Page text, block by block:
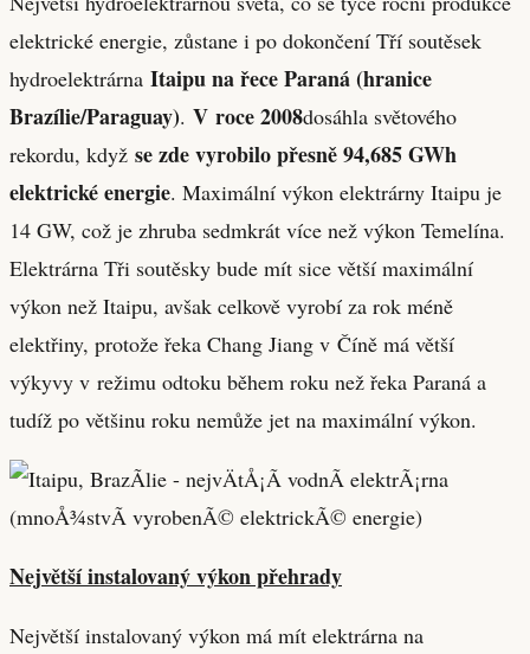
elektrické energie, zůstane i po dokončení Tří soutěsek
hydroelektrárna Itaipu na řece Paraná (hranice
Brazílie/Paraguay). V roce 2008dosáhla světového
rekordu, když se zde vyrobilo přesně 94,685 GWh
elektrické energie. Maximální výkon elektrárny Itaipu je
14 GW, což je zhruba sedmkrát více než výkon Temelína.
Elektrárna Tři soutěsky bude mít sice větší maximální
výkon než Itaipu, avšak celkově vyrobí za rok méně
elektřiny, protože řeka Chang Jiang v Číně má větší
výkyvy v režimu odtoku během roku než řeka Paraná a
tudíž po většinu roku nemůže jet na maximální výkon.
Největší instalovaný výkon přehrady
Největší instalovaný výkon má mít elektrárna na